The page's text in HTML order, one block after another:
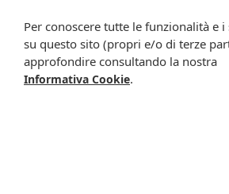
aggiornate in tempo reale e presenza di
non si assumono responsabilità in caso di
causato dall’accesso delle informazioni
shop.farmaciacavalieri.it.
Per conoscere tutte le funzionalità e
su questo sito (propri e/o di terze
approfondire consultando la nostra
Informativa Cookie.